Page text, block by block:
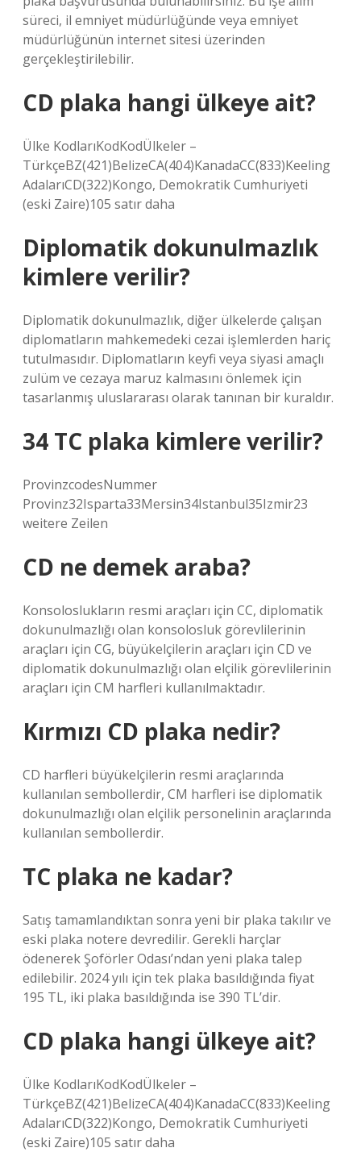
süreci, il emniyet müdürlüğünde veya emniyet
müdürlüğünün internet sitesi üzerinden
gerçekleştirilebilir.
CD plaka hangi ülkeye ait?
Ülke KodlarıKodKodÜlkeler –
TürkçeBZ(421)BelizeCA(404)KanadaCC(833)Keeling
AdalarıCD(322)Kongo, Demokratik Cumhuriyeti
(eski Zaire)105 satır daha
Diplomatik dokunulmazlık
kimlere verilir?
Diplomatik dokunulmazlık, diğer ülkelerde çalışan
diplomatların mahkemedeki cezai işlemlerden hariç
tutulmasıdır. Diplomatların keyfi veya siyasi amaçlı
zulüm ve cezaya maruz kalmasını önlemek için
tasarlanmış uluslararası olarak tanınan bir kuraldır.
34 TC plaka kimlere verilir?
ProvinzcodesNummer
Provinz32Isparta33Mersin34Istanbul35Izmir23
weitere Zeilen
CD ne demek araba?
Konsoloslukların resmi araçları için CC, diplomatik
dokunulmazlığı olan konsolosluk görevlilerinin
araçları için CG, büyükelçilerin araçları için CD ve
diplomatik dokunulmazlığı olan elçilik görevlilerinin
araçları için CM harfleri kullanılmaktadır.
Kırmızı CD plaka nedir?
CD harfleri büyükelçilerin resmi araçlarında
kullanılan sembollerdir, CM harfleri ise diplomatik
dokunulmazlığı olan elçilik personelinin araçlarında
kullanılan sembollerdir.
TC plaka ne kadar?
Satış tamamlandıktan sonra yeni bir plaka takılır ve
eski plaka notere devredilir. Gerekli harçlar
ödenerek Şoförler Odası’ndan yeni plaka talep
edilebilir. 2024 yılı için tek plaka basıldığında fiyat
195 TL, iki plaka basıldığında ise 390 TL’dir.
CD plaka hangi ülkeye ait?
Ülke KodlarıKodKodÜlkeler –
TürkçeBZ(421)BelizeCA(404)KanadaCC(833)Keeling
AdalarıCD(322)Kongo, Demokratik Cumhuriyeti
(eski Zaire)105 satır daha